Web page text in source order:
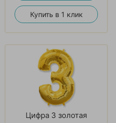
Купить в 1 клик
Цифра 3 золотая